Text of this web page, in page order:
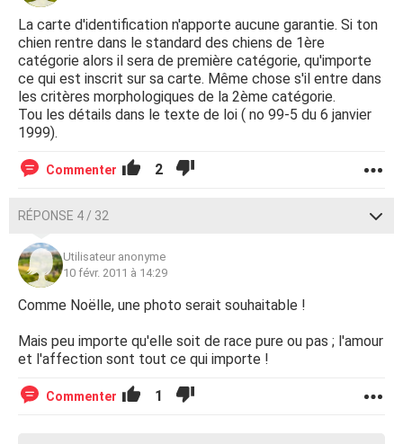
La carte d'identification n'apporte aucune garantie. Si ton
chien rentre dans le standard des chiens de 1ère
catégorie alors il sera de première catégorie, qu'importe
ce qui est inscrit sur sa carte. Même chose s'il entre dans
les critères morphologiques de la 2ème catégorie.
Tou les détails dans le texte de loi ( no 99-5 du 6 janvier
1999).
Commenter 2
RÉPONSE 4 / 32
Utilisateur anonyme
10 févr. 2011 à 14:29
Comme Noëlle, une photo serait souhaitable !
Mais peu importe qu'elle soit de race pure ou pas ; l'amour
et l'affection sont tout ce qui importe !
Commenter 1